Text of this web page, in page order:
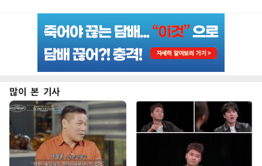
많이 본 기사